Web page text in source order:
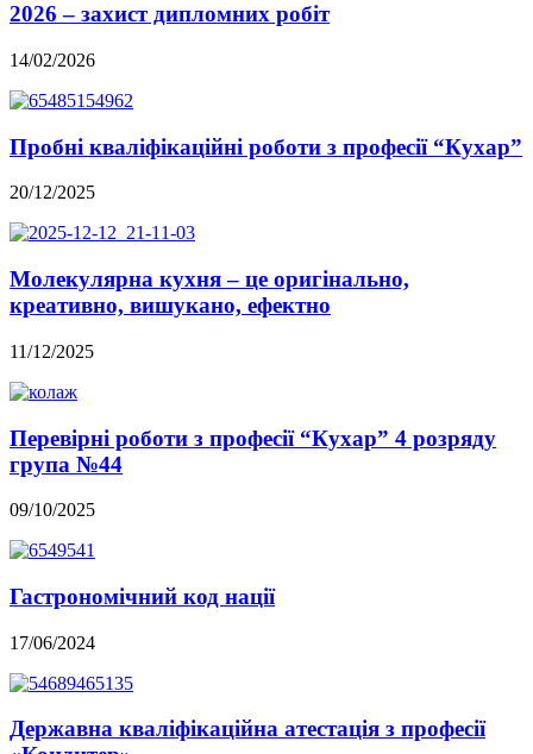
2026 – захист дипломних робіт
14/02/2026
Пробні кваліфікаційні роботи з професії “Кухар”
20/12/2025
Молекулярна кухня – це оригінально,
креативно, вишукано, ефектно
11/12/2025
Перевірні роботи з професії “Кухар” 4 розряду
група №44
09/10/2025
Гастрономічний код нації
17/06/2024
Державна кваліфікаційна атестація з професії